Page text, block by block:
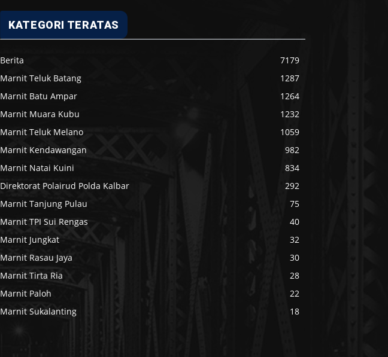
KATEGORI TERATAS
Berita
7179
Marnit Teluk Batang
1287
Marnit Batu Ampar
1264
Marnit Muara Kubu
1232
Marnit Teluk Melano
1059
Marnit Kendawangan
982
Marnit Natai Kuini
834
Direktorat Polairud Polda Kalbar
292
Marnit Tanjung Pulau
75
Marnit TPI Sui Rengas
40
Marnit Jungkat
32
Marnit Rasau Jaya
30
Marnit Tirta Ria
28
Marnit Paloh
22
Marnit Sukalanting
18